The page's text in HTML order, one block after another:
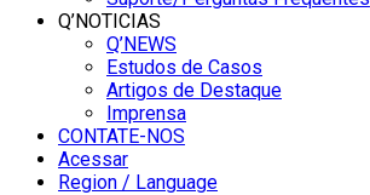
Q’NOTICIAS
Q’NEWS
Estudos de Casos
Artigos de Destaque
Imprensa
CONTATE-NOS
Acessar
Region / Language